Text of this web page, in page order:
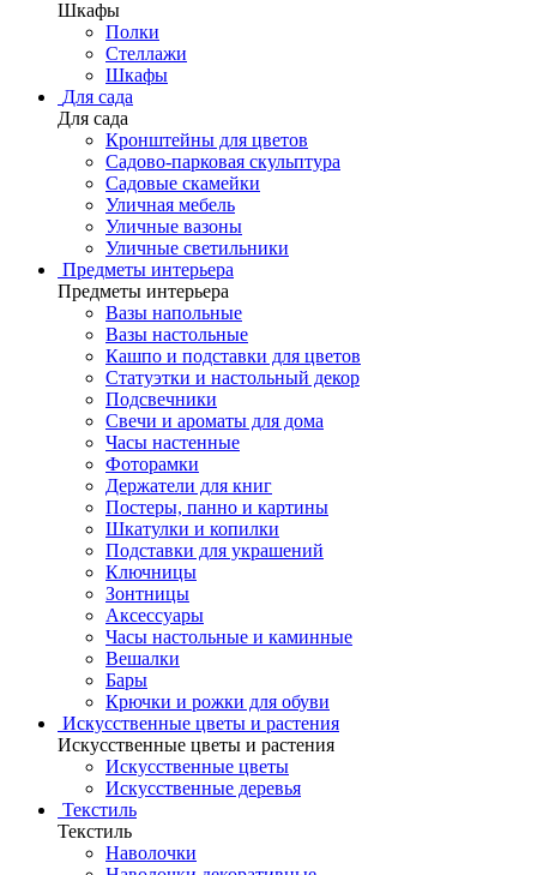
Шкафы
Полки
Стеллажи
Шкафы
Для сада
Для сада
Кронштейны для цветов
Садово-парковая скульптура
Садовые скамейки
Уличная мебель
Уличные вазоны
Уличные светильники
Предметы интерьера
Предметы интерьера
Вазы напольные
Вазы настольные
Кашпо и подставки для цветов
Статуэтки и настольный декор
Подсвечники
Свечи и ароматы для дома
Часы настенные
Фоторамки
Держатели для книг
Постеры, панно и картины
Шкатулки и копилки
Подставки для украшений
Ключницы
Зонтницы
Аксессуары
Часы настольные и каминные
Вешалки
Бары
Крючки и рожки для обуви
Искусственные цветы и растения
Искусственные цветы и растения
Искусственные цветы
Искусcтвенные деревья
Текстиль
Текстиль
Наволочки